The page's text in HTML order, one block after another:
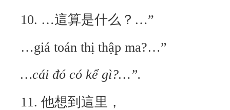
10. …這算是什么？…”
…giá toán thị thập ma?…”
…cái đó có kể gì?…”.
11. 他想到這里，